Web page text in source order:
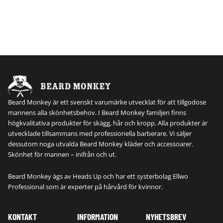
Beard Monkey är ett svenskt varumärke utvecklat för att tillgodose
mannens alla skönhetsbehov. I Beard Monkey familjen finns
högkvalitativa produkter för skägg, hår och kropp. Alla produkter är
utvecklade tillsammans med professionella barberare. Vi säljer
dessutom noga utvalda Beard Monkey kläder och accessoarer.
Skönhet för mannen – inifrån och ut.
Beard Monkey ägs av Heads Up och har ett systerbolag Ellwo
Professional som är experter på hårvård för kvinnor.
KONTAKT INFORMATION NYHETSBREV